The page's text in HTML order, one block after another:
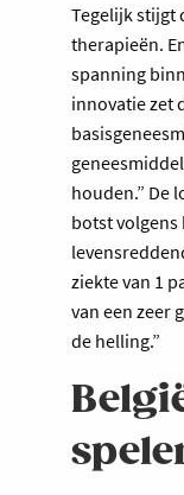
Tegelijk stijgt
therapieën.
spanning
innovatie zet
houden.” De
botst volgens
ziekte van 1
van een zeer
de helling.”